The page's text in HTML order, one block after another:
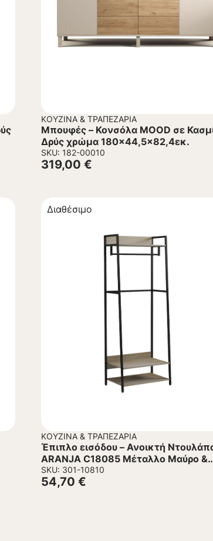
ΚΟΥΖΊΝΑ & ΤΡΑΠΕΖΑΡΊΑ
Μπουφές – Κονσόλα MOOD σε
Δρύς χρώμα 180×44,5×82,4εκ.
SKU: 182-00010
319,00 €
Διαθέσιμο
ΚΟΥΖΊΝΑ & ΤΡΑΠΕΖΑΡΊΑ
Έπιπλο εισόδου – Ανοικτή
ARANJA C18085 Μέταλλο Μαύρο &
Μελαμίνη Sonama 64x40x169Υεκ.
SKU: 301-10810
54,70 €